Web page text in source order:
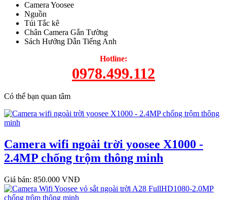
Camera Yoosee
Nguồn
Túi Tắc kê
Chân Camera Gắn Tường
Sách Hướng Dẫn Tiếng Anh
Hotline:
0978.499.112
Có thể bạn quan tâm
Camera wifi ngoài trời yoosee X1000 -
2.4MP chống trộm thông minh
Giá bán: 850.000 VNĐ